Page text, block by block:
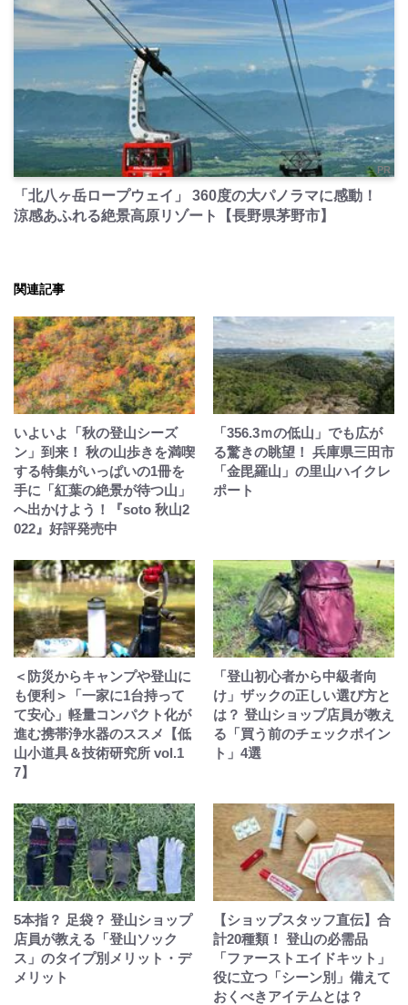
PR
「北八ヶ岳ロープウェイ」 360度の大パノラマに感動！
涼感あふれる絶景高原リゾート【長野県茅野市】
関連記事
いよいよ「秋の登山シーズ
ン」到来！ 秋の山歩きを満喫
する特集がいっぱいの1冊を
手に「紅葉の絶景が待つ山」
へ出かけよう！『soto 秋山2
022』好評発売中
「356.3ｍの低山」でも広が
る驚きの眺望！ 兵庫県三田市
「金毘羅山」の里山ハイクレ
ポート
＜防災からキャンプや登山に
も便利＞「一家に1台持って
て安心」軽量コンパクト化が
進む携帯浄水器のススメ【低
山小道具＆技術研究所 vol.1
7】
「登山初心者から中級者向
け」ザックの正しい選び方と
は？ 登山ショップ店員が教え
る「買う前のチェックポイン
ト」4選
5本指？ 足袋？ 登山ショップ
店員が教える「登山ソック
ス」のタイプ別メリット・デ
メリット
【ショップスタッフ直伝】合
計20種類！ 登山の必需品
「ファーストエイドキット」
役に立つ「シーン別」備えて
おくべきアイテムとは？